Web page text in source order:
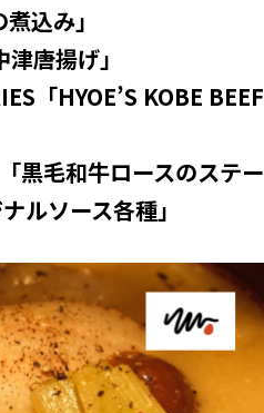
込み」
唐揚げ」
「HYOE’S KOBE BEEF
黒毛和牛ロースのステー
ルソース各種」